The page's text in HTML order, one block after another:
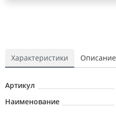
Характеристики Описание
Артикул
Наименование